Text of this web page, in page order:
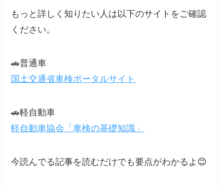
もっと詳しく知りたい人は以下のサイトをご確認
ください。
🚗普通車
国土交通省車検ポータルサイト
🚗軽自動車
軽自動車協会「車検の基礎知識」
今読んでる記事を読むだけでも要点がわかるよ😊